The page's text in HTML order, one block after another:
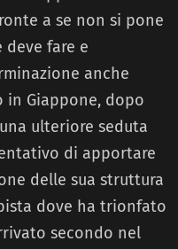
a se non si pone
fare e
anche
in Giappone, dopo
ulteriore seduta
di apportare
delle sua struttura
dove ha trionfato
secondo nel